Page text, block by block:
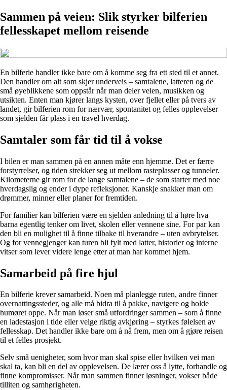
Sammen på veien: Slik styrker bilferien
fellesskapet mellom reisende
En bilferie handler ikke bare om å komme seg fra ett sted til et annet.
Den handler om alt som skjer underveis – samtalene, latteren og de
små øyeblikkene som oppstår når man deler veien, musikken og
utsikten. Enten man kjører langs kysten, over fjellet eller på tvers av
landet, gir bilferien rom for nærvær, spontanitet og felles opplevelser
som sjelden får plass i en travel hverdag.
Samtaler som får tid til å vokse
I bilen er man sammen på en annen måte enn hjemme. Det er færre
forstyrrelser, og tiden strekker seg ut mellom rasteplasser og tunneler.
Kilometerne gir rom for de lange samtalene – de som starter med noe
hverdagslig og ender i dype refleksjoner. Kanskje snakker man om
drømmer, minner eller planer for fremtiden.
For familier kan bilferien være en sjelden anledning til å høre hva
barna egentlig tenker om livet, skolen eller vennene sine. For par kan
den bli en mulighet til å finne tilbake til hverandre – uten avbrytelser.
Og for vennegjenger kan turen bli fylt med latter, historier og interne
vitser som lever videre lenge etter at man har kommet hjem.
Samarbeid på fire hjul
En bilferie krever samarbeid. Noen må planlegge ruten, andre finner
overnattingssteder, og alle må bidra til å pakke, navigere og holde
humøret oppe. Når man løser små utfordringer sammen – som å finne
en ladestasjon i tide eller velge riktig avkjøring – styrkes følelsen av
fellesskap. Det handler ikke bare om å nå frem, men om å gjøre reisen
til et felles prosjekt.
Selv små uenigheter, som hvor man skal spise eller hvilken vei man
skal ta, kan bli en del av opplevelsen. De lærer oss å lytte, forhandle og
finne kompromisser. Når man sammen finner løsninger, vokser både
tilliten og samhørigheten.